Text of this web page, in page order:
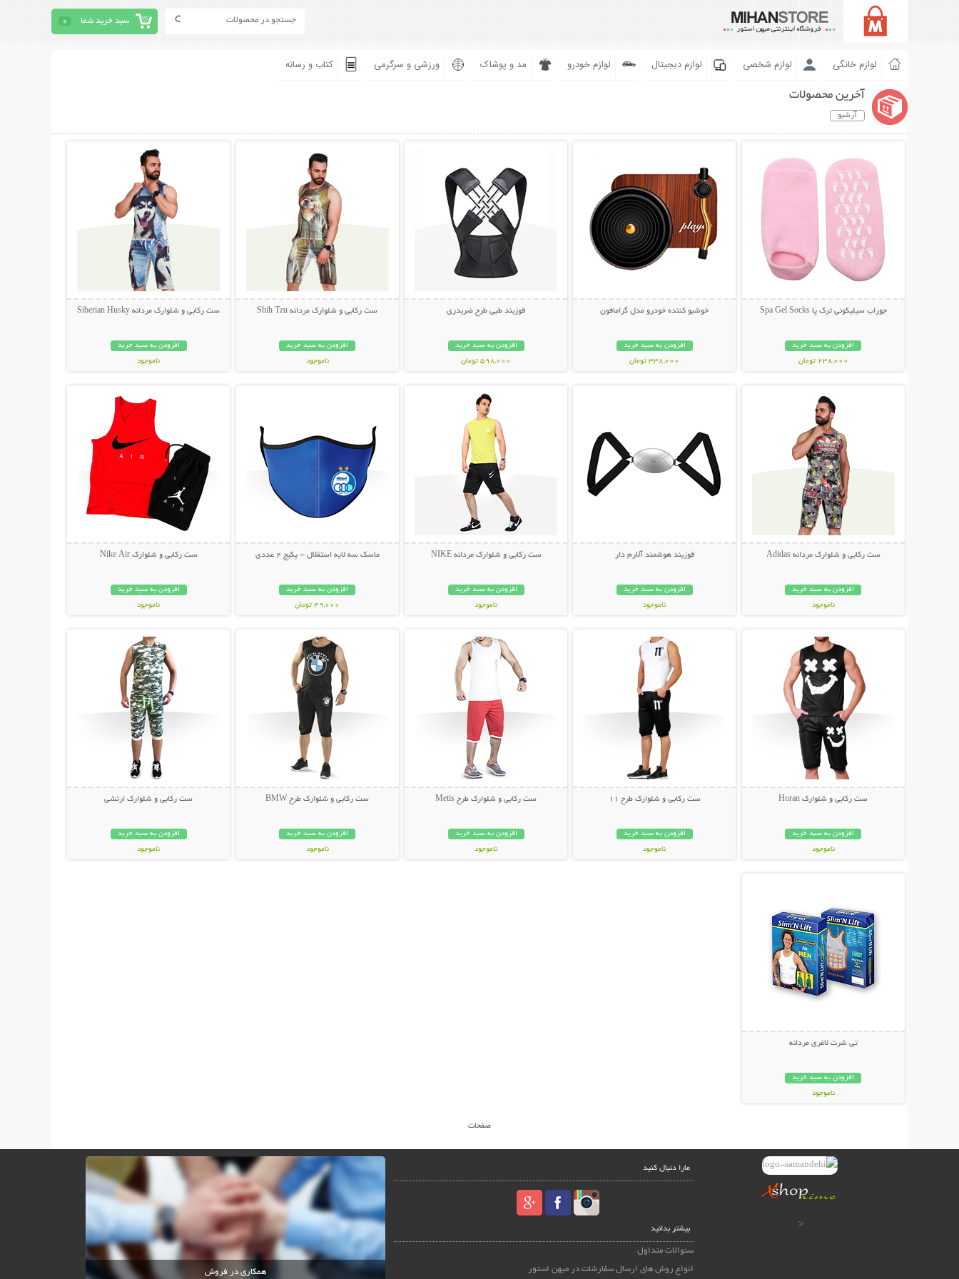
سبد خرید شما 0
لوازم خانگی لوازم شخصی لوازم دیجیتال لوازم خودرو مد و پوشاک ورزشی و سرگرمی کتاب و رسانه
آخرین محصولات
آرشیو
جوراب سیلیکونی ترک پا Spa Gel Socks
افزودن به سبد خرید
238,000 تومان
خوشبو کننده خودرو مدل گرامافون
افزودن به سبد خرید
338,000 تومان
قوزبند طبی طرح ضربدری
افزودن به سبد خرید
598,000 تومان
ست رکابی و شلوارک مردانه Shih Tzu
افزودن به سبد خرید
ناموجود
ست رکابی و شلوارک مردانه Siberian Husky
افزودن به سبد خرید
ناموجود
ست رکابی و شلوارک مردانه Adidas
افزودن به سبد خرید
ناموجود
قوزبند هوشمند آلارم دار
افزودن به سبد خرید
ناموجود
ست رکابی و شلوارک مردانه NIKE
افزودن به سبد خرید
ناموجود
ماسک سه لایه استقلال - پکیج 2 عددی
افزودن به سبد خرید
49,000 تومان
ست رکابی و شلوارک Nike Air
افزودن به سبد خرید
ناموجود
ست رکابی و شلوارک Horan
افزودن به سبد خرید
ناموجود
ست رکابی و شلوارک طرح 11
افزودن به سبد خرید
ناموجود
ست رکابی و شلوارک طرح Metis
افزودن به سبد خرید
ناموجود
ست رکابی و شلوارک طرح BMW
افزودن به سبد خرید
ناموجود
ست رکابی و شلوارک ارتشی
افزودن به سبد خرید
ناموجود
تی شرت لاغری مردانه
افزودن به سبد خرید
ناموجود
صفحات
<
مارا دنبال کنید
بیشتر بدانید
سئوالات متداول
انواع روش های ارسال سفارشات در میهن استور
همکاری در فروش